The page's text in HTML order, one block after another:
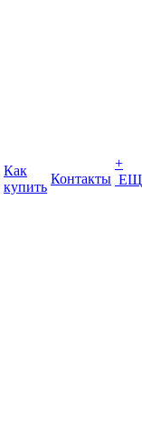
Как
купить
Контакты
+